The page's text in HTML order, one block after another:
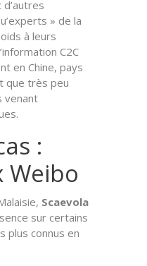
» de la
à leurs
C2C
en Chine, pays
que très peu
venant
:
Weibo
Scaevola
sur certains
plus connus en